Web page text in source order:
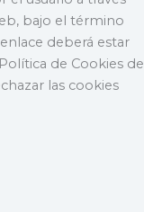
bajo el término
deberá estar
de Cookies de
las cookies